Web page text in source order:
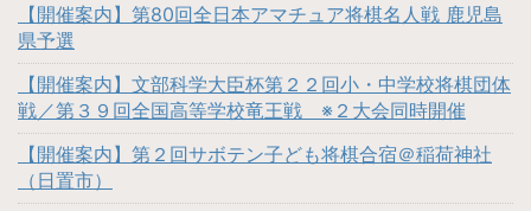
【開催案内】第80回全日本アマチュア将棋名人戦 鹿児島
県予選
【開催案内】文部科学大臣杯第２２回小・中学校将棋団体
戦／第３９回全国高等学校竜王戦 ※２大会同時開催
【開催案内】第２回サボテン子ども将棋合宿＠稲荷神社
（日置市）